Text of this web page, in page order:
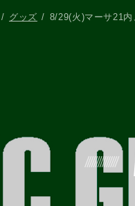
グッズ 8/29(火)マーサ21